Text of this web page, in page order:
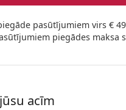
pasūtījumiem virs € 49
piegādes maksa
acīm